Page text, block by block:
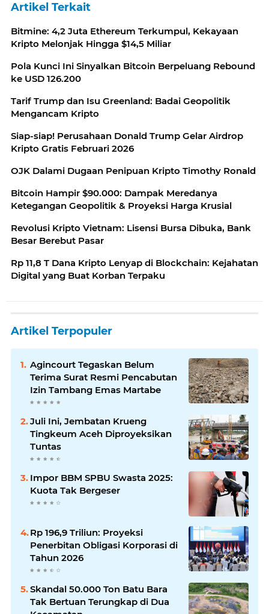
Artikel Terkait
Bitmine: 4,2 Juta Ethereum Terkumpul, Kekayaan
Kripto Melonjak Hingga $14,5 Miliar
Pola Kunci Ini Sinyalkan Bitcoin Berpeluang Rebound
ke USD 126.200
Tarif Trump dan Isu Greenland: Badai Geopolitik
Mengancam Kripto
Siap-siap! Perusahaan Donald Trump Gelar Airdrop
Kripto Gratis Februari 2026
OJK Dalami Dugaan Penipuan Kripto Timothy Ronald
Bitcoin Hampir $90.000: Dampak Meredanya
Ketegangan Geopolitik & Proyeksi Harga Krusial
Revolusi Kripto Vietnam: Lisensi Bursa Dibuka, Bank
Besar Berebut Pasar
Rp 11,8 T Dana Kripto Lenyap di Blockchain: Kejahatan
Digital yang Buat Korban Terpaku
Artikel Terpopuler
Agincourt Tegaskan Belum
Terima Surat Resmi Pencabutan
Izin Tambang Emas Martabe
Juli Ini, Jembatan Krueng
Tingkeum Aceh Diproyeksikan
Tuntas
Impor BBM SPBU Swasta 2025:
Kuota Tak Bergeser
Rp 196,9 Triliun: Proyeksi
Penerbitan Obligasi Korporasi di
Tahun 2026
Skandal 50.000 Ton Batu Bara
Tak Bertuan Terungkap di Dua